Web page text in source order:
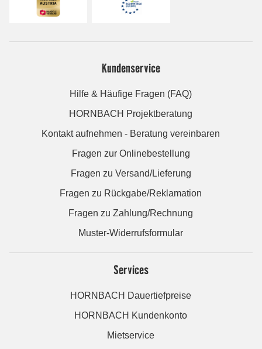
Kundenservice
Hilfe & Häufige Fragen (FAQ)
HORNBACH Projektberatung
Kontakt aufnehmen - Beratung vereinbaren
Fragen zur Onlinebestellung
Fragen zu Versand/Lieferung
Fragen zu Rückgabe/Reklamation
Fragen zu Zahlung/Rechnung
Muster-Widerrufsformular
Services
HORNBACH Dauertiefpreise
HORNBACH Kundenkonto
Mietservice